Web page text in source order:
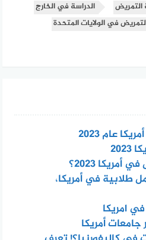
التمريض
الدراسة في الخارج
في الولايات المتحدة
أمريكا 2023؟
في أمريكا،
امريكا
أمريكا